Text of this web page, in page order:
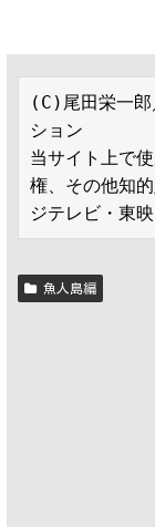
(C)尾田栄一郎
ション
当サイト上で
権、その他知
ジテレビ・東
魚人島編